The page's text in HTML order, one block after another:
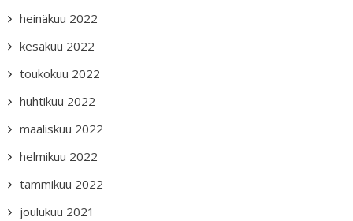
heinäkuu 2022
kesäkuu 2022
toukokuu 2022
huhtikuu 2022
maaliskuu 2022
helmikuu 2022
tammikuu 2022
joulukuu 2021